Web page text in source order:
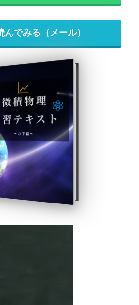
んでみる（メール）